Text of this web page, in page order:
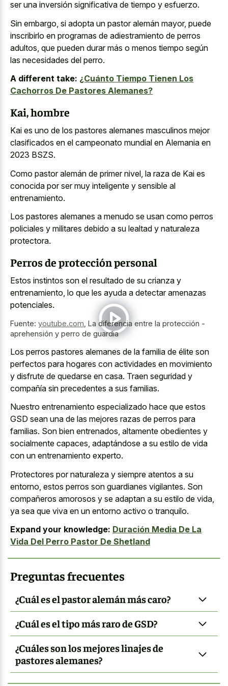
ser una inversión significativa de tiempo y esfuerzo.
Sin embargo, si adopta un pastor alemán mayor, puede
inscribirlo en programas de adiestramiento de perros
adultos, que pueden durar más o menos tiempo según
las necesidades del perro.
A different take: ¿Cuánto Tiempo Tienen Los
Cachorros De Pastores Alemanes?
Kai, hombre
Kai es uno de los pastores alemanes masculinos mejor
clasificados en el campeonato mundial en Alemania en
2023 BSZS.
Como pastor alemán de primer nivel, la raza de Kai es
conocida por ser muy inteligente y sensible al
entrenamiento.
Los pastores alemanes a menudo se usan como perros
policiales y militares debido a su lealtad y naturaleza
protectora.
Perros de protección personal
Estos instintos son el resultado de su crianza y
entrenamiento, lo que les ayuda a detectar amenazas
potenciales.
Fuente: youtube.com La diferencia entre la protección -
aprehensión y perro de guardia
Los perros pastores alemanes de la familia de élite son
perfectos para hogares con actividades en movimiento
y disfrute de quedarse en casa. Traen seguridad y
compañía sin precedentes a sus familias.
Nuestro entrenamiento especializado hace que estos
GSD sean una de las mejores razas de perros para
familias. Son bien entrenados, altamente obedientes y
socialmente capaces, adaptándose a su estilo de vida
con un entrenamiento experto.
Protectores por naturaleza y siempre atentos a su
entorno, estos perros son guardianes vigilantes. Son
compañeros amorosos y se adaptan a su estilo de vida,
ya sea que viva en un entorno activo o tranquilo.
Expand your knowledge: Duración Media De La
Vida Del Perro Pastor De Shetland
Preguntas frecuentes
¿Cuál es el pastor alemán más caro?
¿Cuál es el tipo más raro de GSD?
¿Cuáles son los mejores linajes de
pastores alemanes?